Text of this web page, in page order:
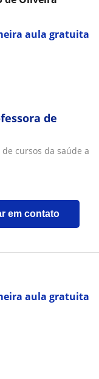
aula gratuita
de
cursos da saúde a
em contato
aula gratuita